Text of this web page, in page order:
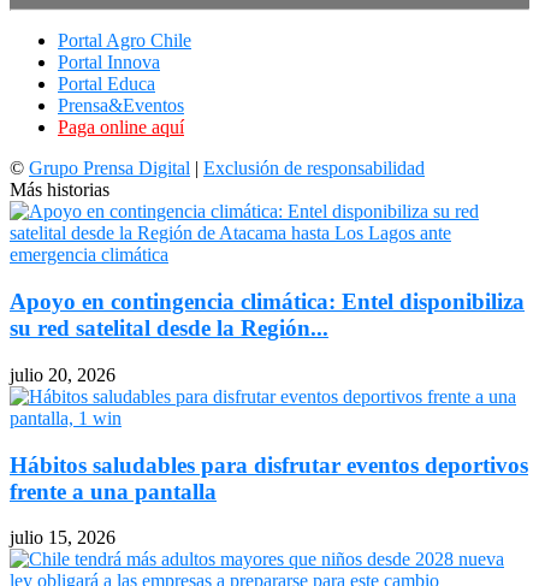
Portal Agro Chile
Portal Innova
Portal Educa
Prensa&Eventos
Paga online aquí
© Grupo Prensa Digital | Exclusión de responsabilidad
Más historias
Apoyo en contingencia climática: Entel disponibiliza
su red satelital desde la Región...
julio 20, 2026
Hábitos saludables para disfrutar eventos deportivos
frente a una pantalla
julio 15, 2026